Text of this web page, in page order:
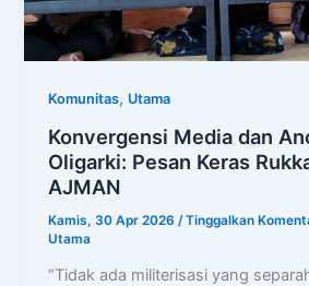
Komunitas, Utama
Konvergensi Media dan
Oligarki: Pesan Keras
AJMAN
Kamis, 30 Apr 2026 /Tinggalkan
Utama
“Tidak ada militerisasi yang